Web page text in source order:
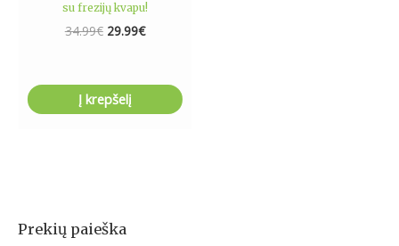
Prekių paieška
I
su frezijų kvapu!
34.99€ 29.99€
Į krepšelį